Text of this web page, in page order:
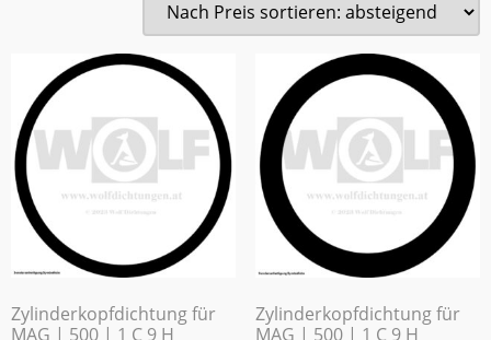
Zylinderkopfdichtung für
MAG | 500 | 1 C 9 H
Zylinderkopfdichtung für
MAG | 500 | 1 C 9 H